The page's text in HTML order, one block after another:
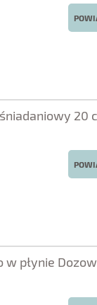
20
w płynie